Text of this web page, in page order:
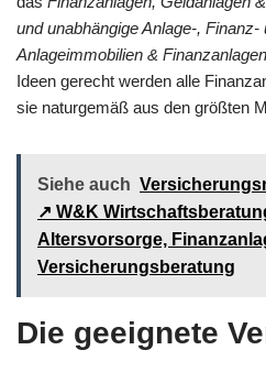
und unabhängige Anlage-,
Anlageimmobilien & Finanzanlagen
Ideen gerecht werden alle
sie naturgemäß aus den größten
Siehe auch
↗️ W&K
Altersvorsorge,
Versicherungsberatung
Die geeignete